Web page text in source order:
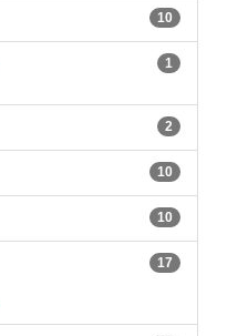
10
1
2
10
10
17